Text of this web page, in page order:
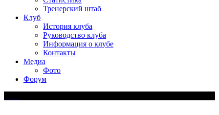
Тренерский штаб
Клуб
История клуба
Руководство клуба
Информация о клубе
Контакты
Медиа
Фото
Форум